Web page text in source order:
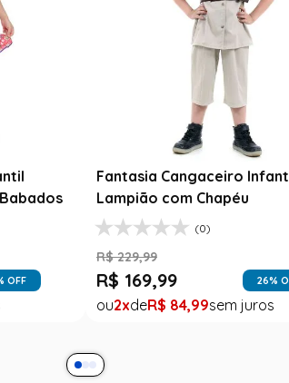
OFF
Fantasia Cangaceiro
Lampião com Chapéu
(0)
R$ 229,99
R$ 169,99 26%
2 R$ 84,99